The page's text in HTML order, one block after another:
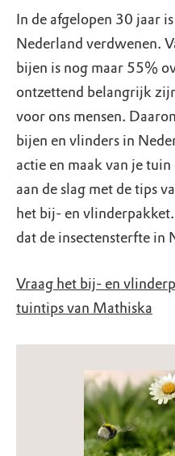
In de afgelopen 30 jaar
Nederland verdwenen.
bijen is nog maar 55%
ontzettend belangrijk
voor ons mensen.
bijen en vlinders in
actie en maak van je
aan de slag met de tips
het bij- en
dat de insectensterfte in
Vraag het bij- en
tuintips van Mathiska